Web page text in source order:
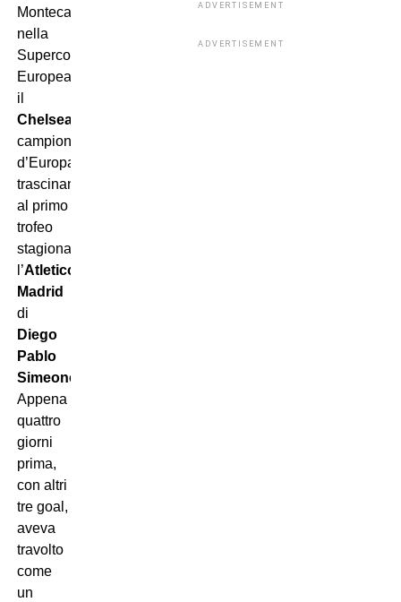
Montecarlo,
nella
Supercoppa
Europea,
il
Chelsea
campione
d’Europa,
trascinando
al primo
trofeo
stagionale
l’Atletico
Madrid
di
Diego
Pablo
Simeone
Appena
quattro
giorni
prima,
con altri
tre goal,
aveva
travolto
come
un
ADVERTISEMENT
ADVERTISEMENT